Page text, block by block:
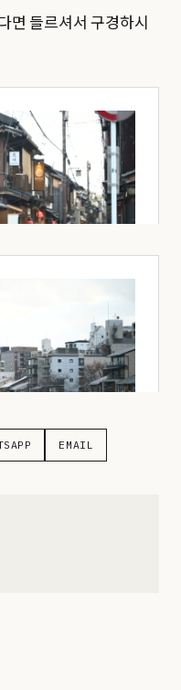
면 들르셔서 구경하시
EMAIL